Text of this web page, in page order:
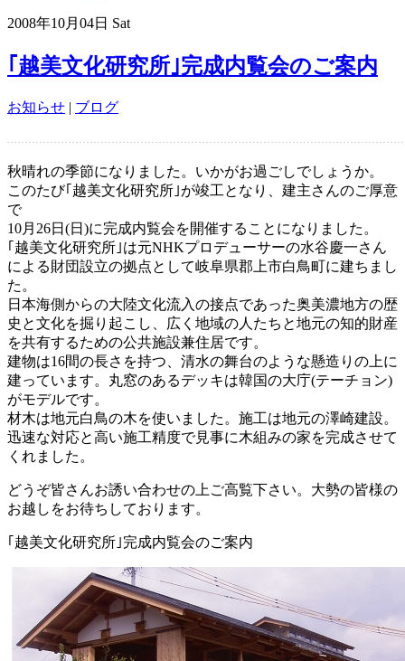
2008年10月04日 Sat
｢越美文化研究所｣完成内覧会のご案内
お知らせ | ブログ
秋晴れの季節になりました。いかがお過ごしでしょうか。
このたび｢越美文化研究所｣が竣工となり、建主さんのご厚意
で
10月26日(日)に完成内覧会を開催することになりました。
｢越美文化研究所｣は元NHKプロデューサーの水谷慶一さん
による財団設立の拠点として岐阜県郡上市白鳥町に建ちまし
た。
日本海側からの大陸文化流入の接点であった奥美濃地方の歴
史と文化を掘り起こし、広く地域の人たちと地元の知的財産
を共有するための公共施設兼住居です。
建物は16間の長さを持つ、清水の舞台のような懸造りの上に
建っています。丸窓のあるデッキは韓国の大庁(テーチョン)
がモデルです。
材木は地元白鳥の木を使いました。施工は地元の澤崎建設。
迅速な対応と高い施工精度で見事に木組みの家を完成させて
くれました。
どうぞ皆さんお誘い合わせの上ご高覧下さい。大勢の皆様の
お越しをお待ちしております。
｢越美文化研究所｣完成内覧会のご案内